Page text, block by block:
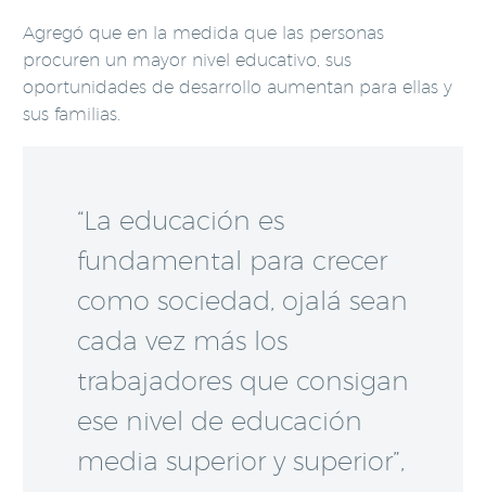
Agregó que en la medida que las personas
procuren un mayor nivel educativo, sus
oportunidades de desarrollo aumentan para ellas y
sus familias.
“La educación es
fundamental para crecer
como sociedad, ojalá sean
cada vez más los
trabajadores que consigan
ese nivel de educación
media superior y superior”,